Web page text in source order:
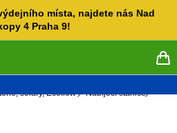
místa, najdete nás Nad
4 Praha 9!
soláry, Ecoflow
Nabíjecí stanice